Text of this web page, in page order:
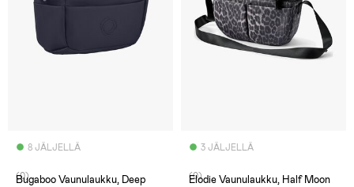
8 JÄLJELLÄ
(0)
Bugaboo Vaunulaukku, Deep
3 JÄLJELLÄ
(0)
Elodie Vaunulaukku, Half Moon